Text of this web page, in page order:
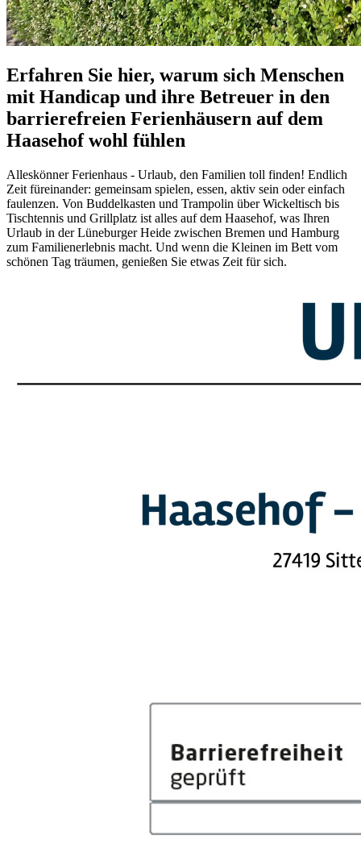
Erfahren Sie hier, warum sich Menschen
mit Handicap und ihre Betreuer in den
barrierefreien Ferienhäusern auf dem
Haasehof wohl fühlen
Alleskönner Ferienhaus - Urlaub, den Familien toll finden! Endlich
Zeit füreinander: gemeinsam spielen, essen, aktiv sein oder einfach
faulenzen. Von Buddelkasten und Trampolin über Wickeltisch bis
Tischtennis und Grillplatz ist alles auf dem Haasehof, was Ihren
Urlaub in der Lüneburger Heide zwischen Bremen und Hamburg
zum Familienerlebnis macht. Und wenn die Kleinen im Bett vom
schönen Tag träumen, genießen Sie etwas Zeit für sich.